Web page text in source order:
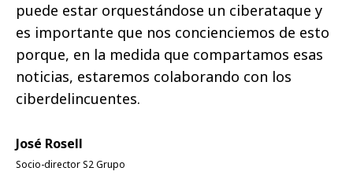
puede estar orquestándose un ciberataque y
es importante que nos concienciemos de esto
porque, en la medida que compartamos esas
noticias, estaremos colaborando con los
ciberdelincuentes.
José Rosell
Socio-director S2 Grupo